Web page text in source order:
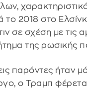
το 2018 στο
σε σχέση με τις
της ρωσικής
παρόντες ήταν
ο Τραμπ